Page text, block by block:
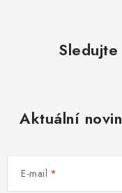
Sledujte
Aktuální
E-mail